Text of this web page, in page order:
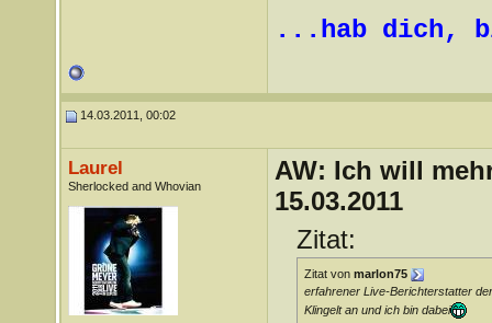
...hab dich,
14.03.2011, 00:02
Laurel
Sherlocked and Whovian
AW: Ich will
15.03.2011
Zitat:
Zitat von marlon75
erfahrener Live-Berichterstatter
Klingelt an und ich bin dabei